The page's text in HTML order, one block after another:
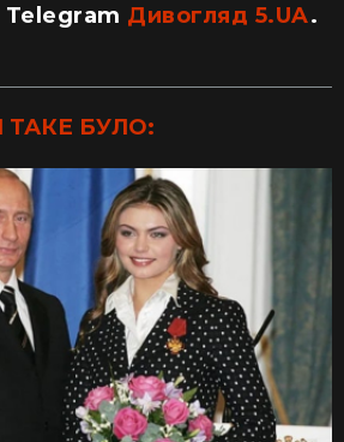
Telegram Дивогляд 5.UA.
І ТАКЕ БУЛО: